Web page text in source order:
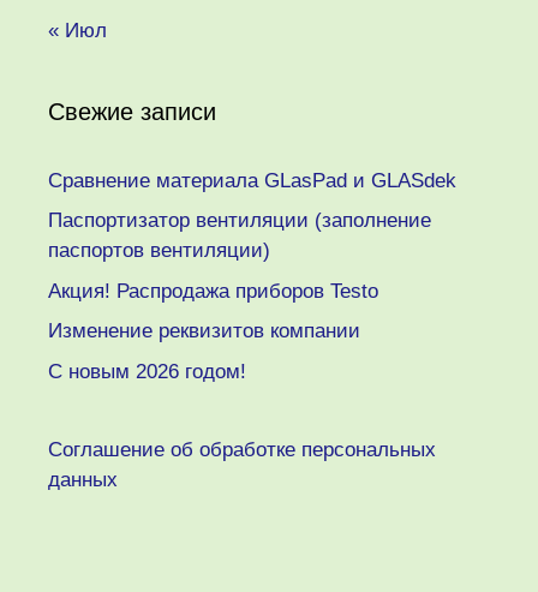
« Июл
Свежие записи
Сравнение материала GLasPad и GLASdek
Паспортизатор вентиляции (заполнение
паспортов вентиляции)
Акция! Распродажа приборов Testo
Изменение реквизитов компании
C новым 2026 годом!
Соглашение об обработке персональных
данных